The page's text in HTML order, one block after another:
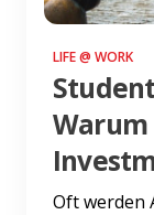
LIFE @ WORK
Oft werden